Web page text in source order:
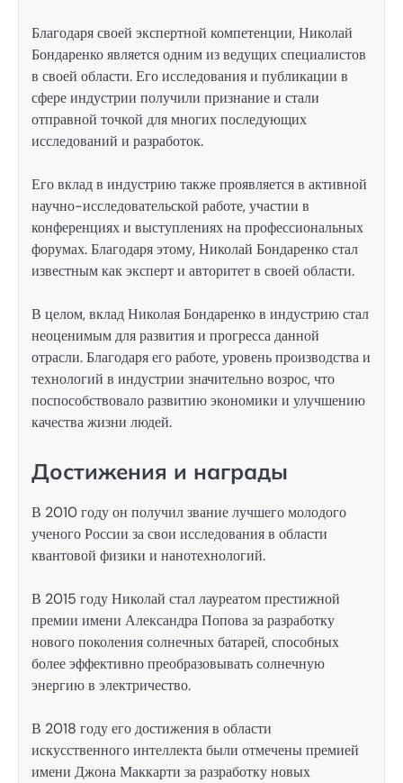
Благодаря своей экспертной компетенции, Николай
Бондаренко является одним из ведущих специалистов
в своей области. Его исследования и публикации в
сфере индустрии получили признание и стали
отправной точкой для многих последующих
исследований и разработок.
Его вклад в индустрию также проявляется в активной
научно-исследовательской работе, участии в
конференциях и выступлениях на профессиональных
форумах. Благодаря этому, Николай Бондаренко стал
известным как эксперт и авторитет в своей области.
В целом, вклад Николая Бондаренко в индустрию стал
неоценимым для развития и прогресса данной
отрасли. Благодаря его работе, уровень производства и
технологий в индустрии значительно возрос, что
поспособствовало развитию экономики и улучшению
качества жизни людей.
Достижения и награды
В 2010 году он получил звание лучшего молодого
ученого России за свои исследования в области
квантовой физики и нанотехнологий.
В 2015 году Николай стал лауреатом престижной
премии имени Александра Попова за разработку
нового поколения солнечных батарей, способных
более эффективно преобразовывать солнечную
энергию в электричество.
В 2018 году его достижения в области
искусственного интеллекта были отмечены премией
имени Джона Маккарти за разработку новых